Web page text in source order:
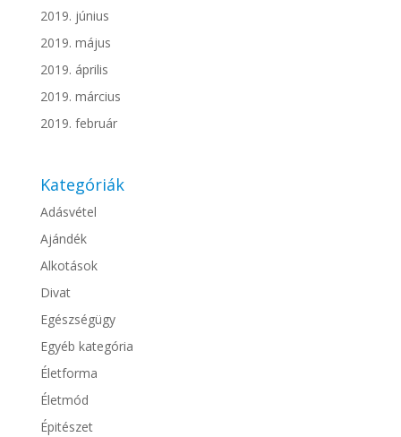
2019. június
2019. május
2019. április
2019. március
2019. február
Kategóriák
Adásvétel
Ajándék
Alkotások
Divat
Egészségügy
Egyéb kategória
Életforma
Életmód
Épitészet